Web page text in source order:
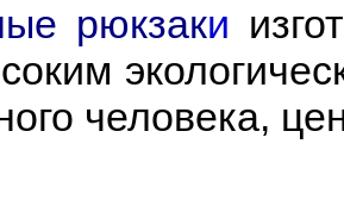
рюкзаки
человека,